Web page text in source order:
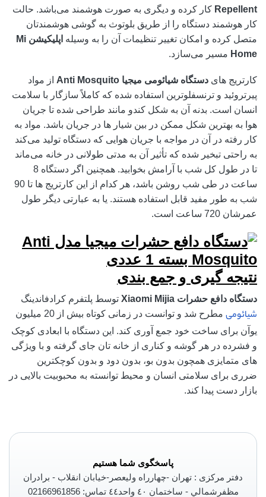
Repellent کار کرده و دیگری به صورت هوشمند می‌باشد. حالت
کار هوشمند دستگاه را از طریق بلوتوث به گوشی هوشمندتان
متصل کرده و امکان تغییر تنظیمات آن را به وسیله اپلیکیشن Mi
Home مسیر می‌سازد.
کارتریج های دستگاه شیائومی میجیا Anti Mosquito از مواد
پیرتروئید و ترنسفلوترین استفاده شده که کاملاً سازگار با سلامت
انسان است. بدنه آن به شکل کندو مانند طراحی شده تا جریان
هوا به بهترین شکل ممکن در بین شیار ها در جریان باشد. مواد به
کار رفته در آن در مواجه با جریان هوایی که دستگاه تولید می‌کند
به راحتی تبخیر شده که تأثیر آن به مدتی طولانی در خانه می‌ماند
تا در طول کل شب با آرامش بخوابید. همچنین اگر دستگاه 8
ساعت در طی شب روشن باشد، هر کدام از این کارتریج ها تا 90
شب به طور مفید قابل استفاده هستند. یا به عبارتی دیگر طول
عمرشان 720 ساعت است.
نتیجه گیری و جمع بندی
دستگاه دافع حشرات Xiaomi Mijia توسط پلتفرم کرادفاندینگ
شیائومی
مطرح شد و توانست در زمانی کوتاه بیش از 20 میلیون
یوآن برای ساخت خود جمع آوری کند. این دستگاه با ابعادی کوچک
و فشرده در هر گوشه و کناری از خانه تان جای گرفته و با ویژگی
های متمایزی همچون بدون بو، بدون دود و بدون کوچکترین
ضرری برای سلامتی انسان و محیط توانسته به محبوبیت بالایی در
بازار دست پیدا کند.
پاسخگوی شما هستیم
دفتر مرکزی : تهران -چهارراه وليعصر-خيابان انقلاب - برادران
مظفرشمالي - ساختمان ٤٠ واحد٤٤ تماس: 02166961856